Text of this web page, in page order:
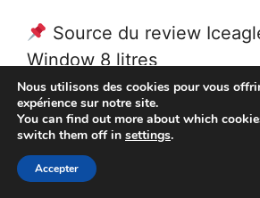
Source du review
Window 8 litres
✍️ Crédits photos et vidéos
© Photos / ICEAGLE.
Nous utilisons des cookies pour vous
expérience sur notre site.
You can find out more about which
switch them off in settings.
Accepter